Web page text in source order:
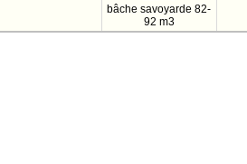
bâche savoyarde 82-
92 m3